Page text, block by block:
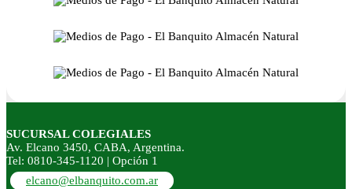
SUCURSAL COLEGIALES
Av. Elcano 3450, CABA, Argentina.
Tel: 0810-345-1120 | Opción 1
elcano@elbanquito.com.ar